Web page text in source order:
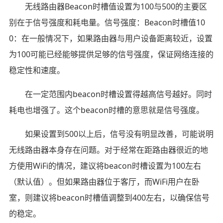
无线路由器Beacon时槽值设置为100与500的主要区
别在于信号强度和耗电量。信号强度：Beacon时槽值10
0：在一般情况下，如果路由器与用户设备距离较近，设置
为100可能已经能够提供足够的信号强度，保证网络连接的
稳定性和速度。
在一定范围内beacon时槽设置得越高信号越好。同时
耗电也增强了。这个beacon时槽的意思就是信号强度。
如果设置到500以上后，信号没有明显改善，可能说明
无线路由器本身存在问题。对于经常在距路由器很近的地
方使用WiFi的情况，建议将beacon时槽设置为100左右
（默认值）。但如果路由器位于客厅，而WiFi用户在卧
室，则建议将beacon时槽值调整到400左右，以确保信号
的稳定。